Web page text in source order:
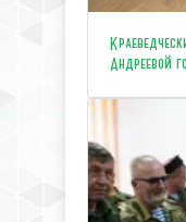
Андреевой